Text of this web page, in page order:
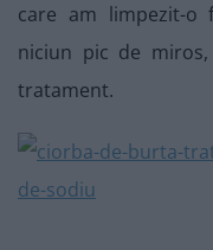
care am limpezit-o
niciun pic de
tratament.